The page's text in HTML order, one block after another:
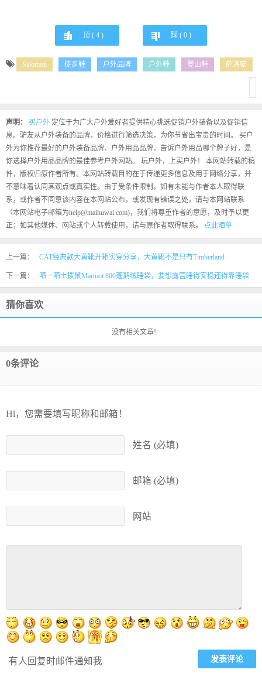
顶 ( 4) 踩 ( 0)
Salomon 徒步鞋 户外品牌 户外鞋 登山鞋 萨洛蒙
声明： 买户外 定位于为广大户外爱好者提供精心挑选促销户外装备以及促销信
息。驴友从户外装备的品牌，价格进行筛选决策，为你节省出宝贵的时间。 买户
外为你推荐最好的户外装备品牌、户外用品品牌，告诉户外用品哪个牌子好，是
你选择户外用品品牌的最佳参考户外网站。 玩户外，上买户外！ 本网站转载的稿
件，版权归原作者所有。本网站转载目的在于传递更多信息及用于网络分享，并
不意味着认同其观点或真实性。由于受条件限制，如有未能与作者本人取得联
系，或作者不同意该内容在本网站公布，或发现有错误之处，请与本网站联系
（本网站电子邮箱为help@maihuwai.com)，我们将尊重作者的意愿，及时予以更
正；如其他媒体、网站或个人转载使用，请与原作者取得联系。 点此晒单
上一篇： CAT经典款大黄靴开箱实穿分享，大黄靴不是只有Timberland
下一篇： 晒一晒土拨鼠Marmot 800蓬鹅绒睡袋，要想露营睡得安稳还得靠睡袋
猜你喜欢
没有相关文章!
0条评论
Hi，您需要填写昵称和邮箱！
姓名 (必填)
邮箱 (必填)
网站
有人回复时邮件通知我